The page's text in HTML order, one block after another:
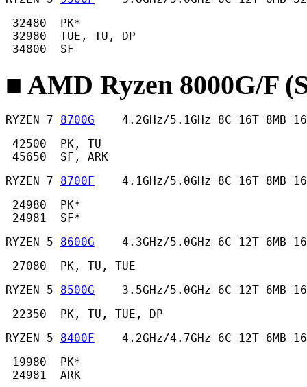
32480  PK*
32980  TUE, TU, DP
34800  SF
■ AMD Ryzen 8000G/F
RYZEN 7 8700G
4.2GHz/5.1GHz 8C 16T 8MB
42500  PK, TU
45650  SF, ARK
RYZEN 7 8700F
4.1GHz/5.0GHz 8C 16T 8MB
24980  PK*
24981  SF*
RYZEN 5 8600G
4.3GHz/5.0GHz 6C 12T 6MB
27080  PK, TU, TUE
RYZEN 5 8500G
3.5GHz/5.0GHz 6C 12T 6MB
22350  PK, TU, TUE, DP
RYZEN 5 8400F
4.2GHz/4.7GHz 6C 12T 6MB
19980  PK*
24981  ARK